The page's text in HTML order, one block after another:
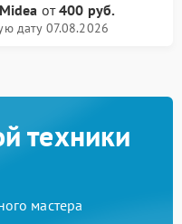
от400 руб.
дату 07.08.2026
техники
мастера